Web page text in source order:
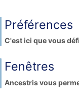
Préférences
C'est ici que vous
Fenêtres
Ancestris vous